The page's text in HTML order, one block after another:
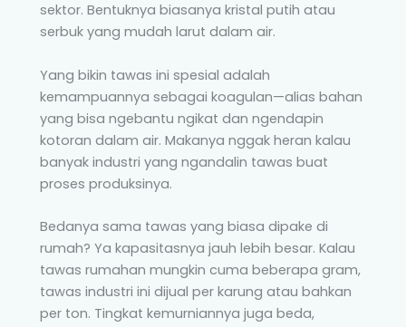
sektor. Bentuknya biasanya kristal putih atau
serbuk yang mudah larut dalam air.
Yang bikin tawas ini spesial adalah
kemampuannya sebagai koagulan—alias bahan
yang bisa ngebantu ngikat dan ngendapin
kotoran dalam air. Makanya nggak heran kalau
banyak industri yang ngandalin tawas buat
proses produksinya.
Bedanya sama tawas yang biasa dipake di
rumah? Ya kapasitasnya jauh lebih besar. Kalau
tawas rumahan mungkin cuma beberapa gram,
tawas industri ini dijual per karung atau bahkan
per ton. Tingkat kemurniannya juga beda,